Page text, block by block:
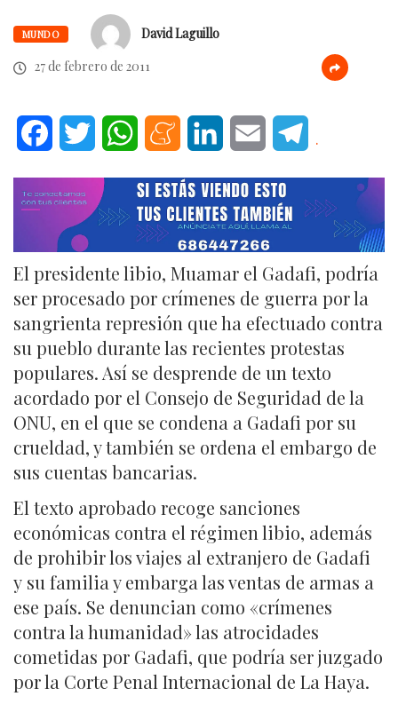
MUNDO
David Laguillo
27 de febrero de 2011
FacebookTwitter WhatsAppMeneameLinkedInEmail .
El presidente libio, Muamar el Gadafi, podría
ser procesado por crímenes de guerra por la
sangrienta represión que ha efectuado contra
su pueblo durante las recientes protestas
populares. Así se desprende de un texto
acordado por el Consejo de Seguridad de la
ONU, en el que se condena a Gadafi por su
crueldad, y también se ordena el embargo de
sus cuentas bancarias.
El texto aprobado recoge sanciones
económicas contra el régimen libio, además
de prohibir los viajes al extranjero de Gadafi
y su familia y embarga las ventas de armas a
ese país. Se denuncian como «crímenes
contra la humanidad» las atrocidades
cometidas por Gadafi, que podría ser juzgado
por la Corte Penal Internacional de La Haya.